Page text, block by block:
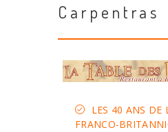
Carpentras
LES 40 ANS DE
FRANCO-